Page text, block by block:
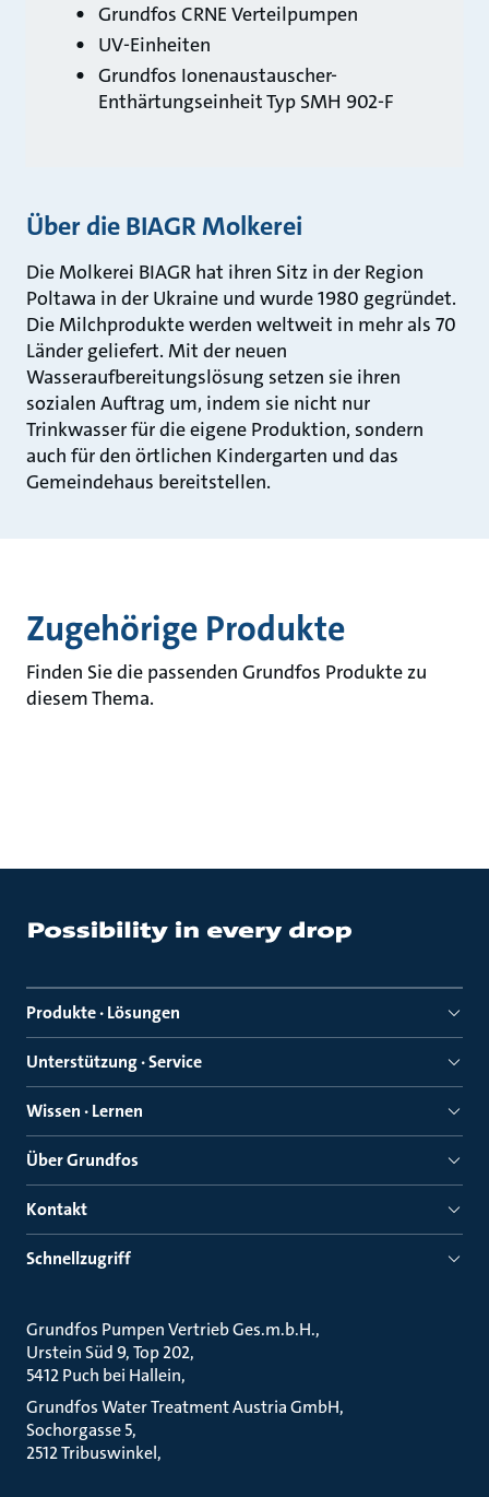
Grundfos CRNE Verteilpumpen
UV‑Einheiten
Grundfos Ionenaustauscher-
Enthärtungseinheit Typ SMH 902‑F
Über die BIAGR Molkerei
Die Molkerei BIAGR hat ihren Sitz in der Region
Poltawa in der Ukraine und wurde 1980 gegründet.
Die Milchprodukte werden weltweit in mehr als 70
Länder geliefert. Mit der neuen
Wasseraufbereitungslösung setzen sie ihren
sozialen Auftrag um, indem sie nicht nur
Trinkwasser für die eigene Produktion, sondern
auch für den örtlichen Kindergarten und das
Gemeindehaus bereitstellen.
Zugehörige Produkte
Finden Sie die passenden Grundfos Produkte zu
diesem Thema.
Produkte · Lösungen
Unterstützung · Service
Wissen · Lernen
Über Grundfos
Kontakt
Schnellzugriff
Grundfos Pumpen Vertrieb Ges.m.b.H.
Urstein Süd 9, Top 202
5412 Puch bei Hallein
Grundfos Water Treatment Austria GmbH
Sochorgasse 5
2512 Tribuswinkel